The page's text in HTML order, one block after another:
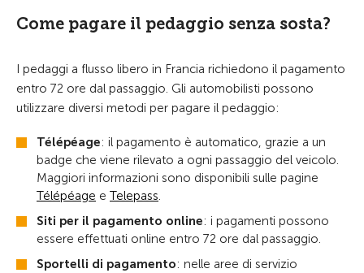
Come pagare il pedaggio senza sosta?
I pedaggi a flusso libero in Francia richiedono il pagamento
entro 72 ore dal passaggio. Gli automobilisti possono
utilizzare diversi metodi per pagare il pedaggio:
Télépéage: il pagamento è automatico, grazie a un
badge che viene rilevato a ogni passaggio del veicolo.
Maggiori informazioni sono disponibili sulle pagine
Télépéage e Telepass.
Siti per il pagamento online: i pagamenti possono
essere effettuati online entro 72 ore dal passaggio.
Sportelli di pagamento: nelle aree di servizio